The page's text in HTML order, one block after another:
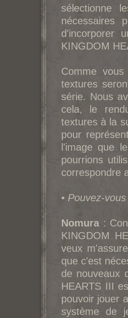
sélectionne
nécessaires
d'incorporer
KINGDOM
Comme
textures
série. Nous
cela, le
textures à la
pour
l'image que
pourrions
correspondre
• Pouvez-
Nomura:
KINGDOM
veux
que c'est
de nouveaux
HEARTS III
pouvoir jouer
système de